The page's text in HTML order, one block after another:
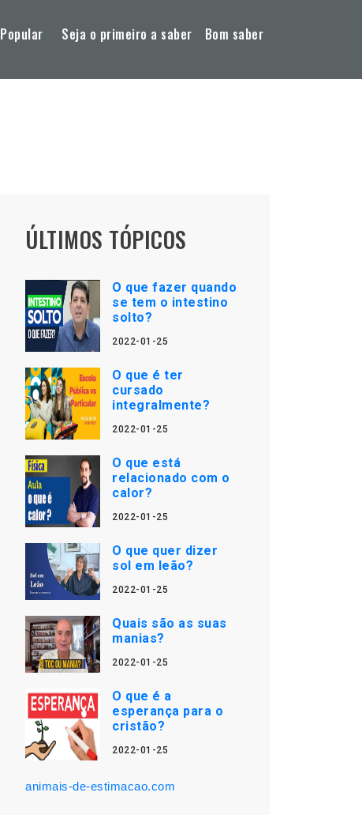
Popular Seja o primeiro a saber Bom saber
ÚLTIMOS TÓPICOS
O que fazer quando
se tem o intestino
solto?
2022-01-25
O que é ter
cursado
integralmente?
2022-01-25
O que está
relacionado com o
calor?
2022-01-25
O que quer dizer
sol em leão?
2022-01-25
Quais são as suas
manias?
2022-01-25
O que é a
esperança para o
cristão?
2022-01-25
animais-de-estimacao.com